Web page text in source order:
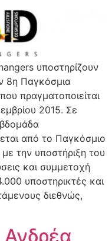
υποστηρίζουν
8η Παγκόσμια
πραγματοποιείται
2015. Σε
από το Παγκόσμιο
με την υποστήριξη του
και συμμετοχή
υποστηρικτές και
διεθνώς,
Ανδρέα